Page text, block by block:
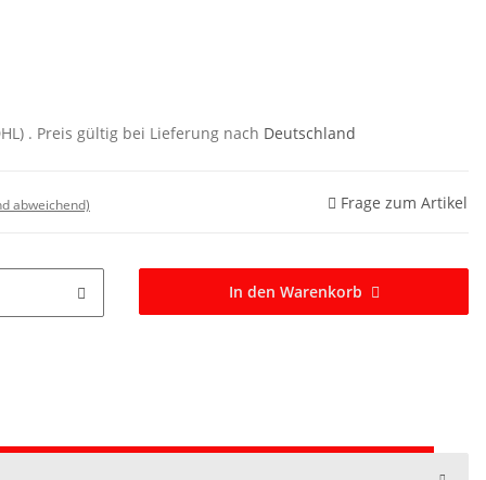
. Preis gültig bei Lieferung nach Deutschland
abweichend) Frage zum Artikel
In den Warenkorb